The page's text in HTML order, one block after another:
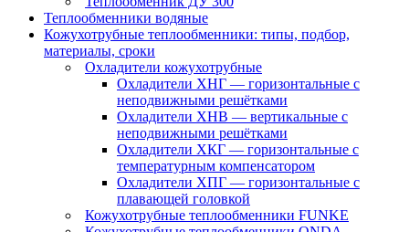
Теплообменники водяные
Кожухотрубные теплообменники: типы, подбор,
материалы, сроки
Охладители кожухотрубные
Охладители ХНГ — горизонтальные с
неподвижными решётками
Охладители ХНВ — вертикальные с
неподвижными решётками
Охладители ХКГ — горизонтальные с
температурным компенсатором
Охладители ХПГ — горизонтальные с
плавающей головкой
Кожухотрубные теплообменники FUNKE